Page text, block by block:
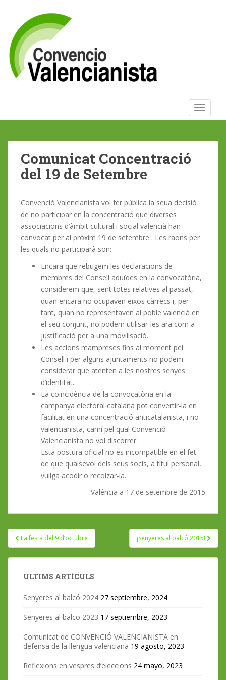
c
Comunicat Concentració
del 19 de Setembre
Convenció Valencianista vol fer pública la seua decisió
de no participar en la concentració que diverses
associacions d’àmbit cultural i social valencià han
convocat per al próxim 19 de setembre . Les raons per
les quals no participarà son:
Encara que rebugem les declaracions de
membres del Consell aduïdes en la convocatòria,
considerem que, sent totes relatives al passat,
quan encara no ocupaven eixos càrrecs i, per
tant, quan no representaven al poble valencià en
el seu conjunt, no podem utilisar-les ara com a
justificació per a una movilisació.
Les accions mampreses fins al moment pel
Consell i per alguns ajuntaments no podem
considerar que atenten a les nostres senyes
d’identitat.
La coincidència de la convocatòria en la
campanya electoral catalana pot convertir-la en
facilitat en una concentració anticatalanista, i no
valencianista, camí pel qual Convenció
Valencianista no vol discorrer.
Esta postura oficial no es incompatible en el fet
de que qualsevol dels seus socis, a títul personal,
vullga acodir o recolzar-la.
Valéncia a 17 de setembre de 2015
Navegación
de
entradas
La festa del 9 d’octubre ¡Senyeres al balcó 2015!
ÚLTIMS ARTÍCULS
Senyeres al balcó 2024 27 septiembre, 2024
Senyeres al balco 2023 17 septiembre, 2023
Comunicat de CONVENCIÓ VALENCIANISTA en
defensa de la llengua valenciana 19 agosto, 2023
Reflexions en vespres d’eleccions 24 mayo, 2023